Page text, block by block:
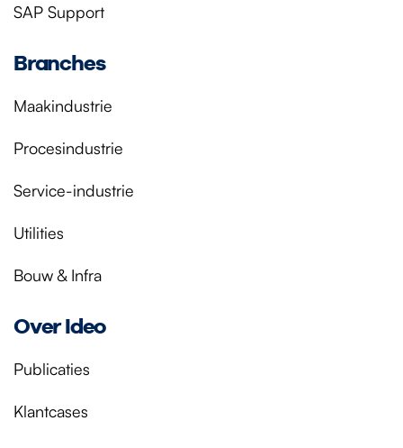
SAP Support
Branches
Maakindustrie
Procesindustrie
Service-industrie
Utilities
Bouw & Infra
Over Ideo
Publicaties
Klantcases